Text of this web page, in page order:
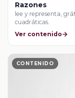
Razones
lee y representa,
cuadráticas.
Ver contenido
CONTENIDO